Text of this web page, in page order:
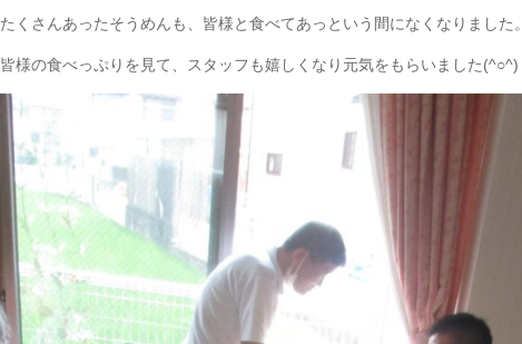
たくさんあったそうめんも、皆様と食べてあっという間になくなりました。
皆様の食べっぷりを見て、スタッフも嬉しくなり元気をもらいました(^○^)